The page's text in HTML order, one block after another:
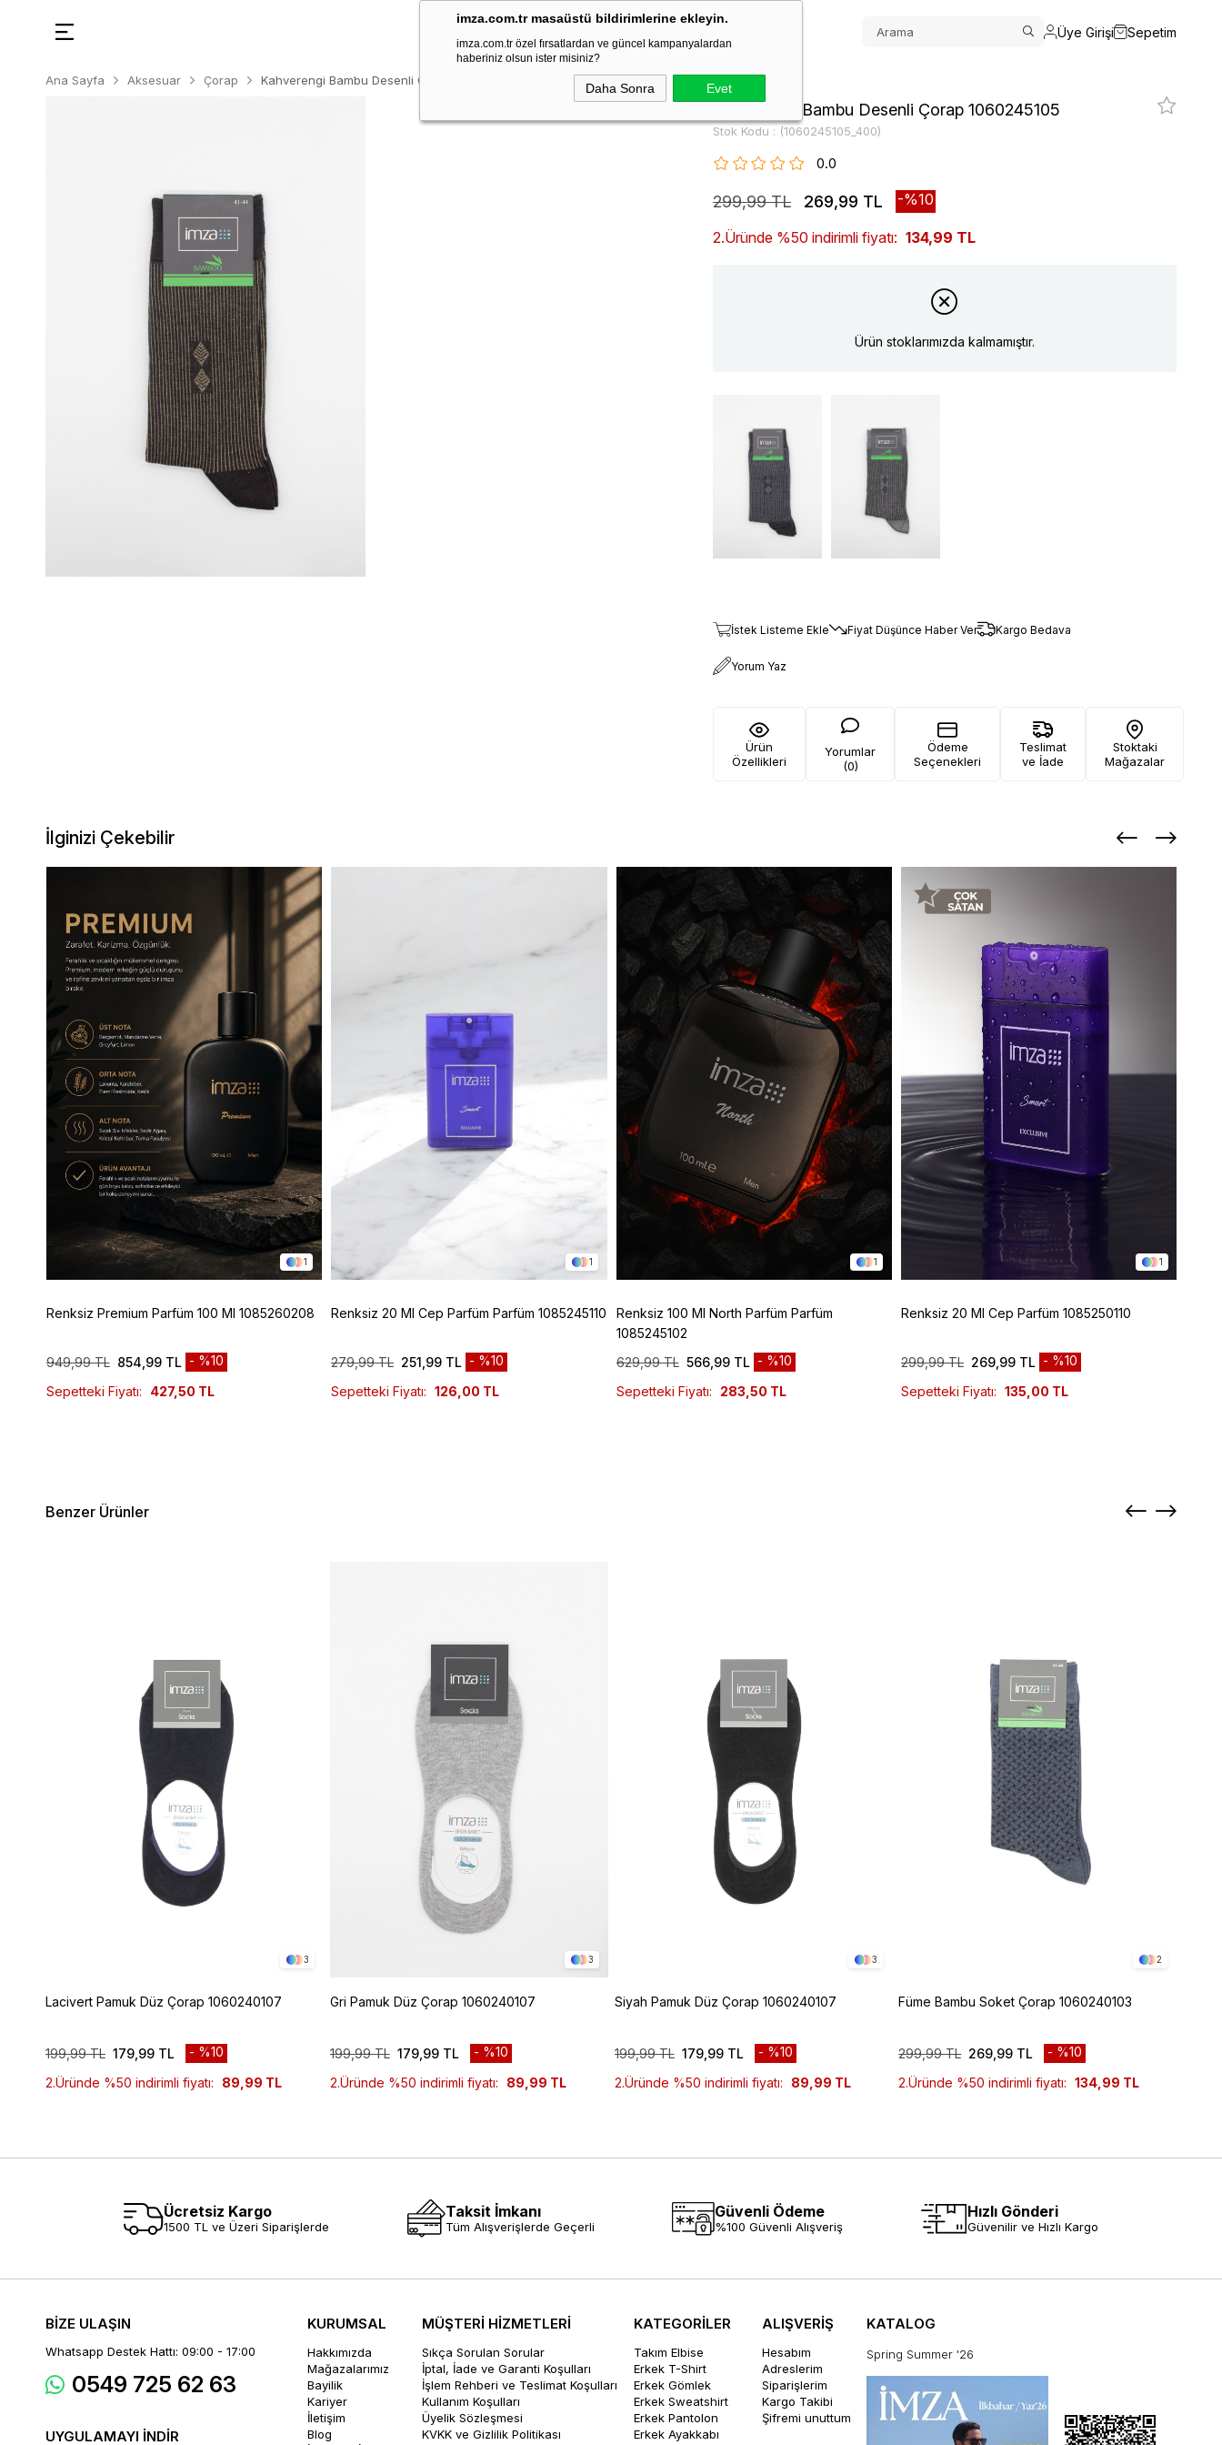
imza.com.tr masaüstü bildirimlerine ekleyin.
imza.com.tr özel fırsatlardan ve güncel kampanyalardan
haberiniz olsun ister misiniz?
Daha Sonra Evet
Üye Girişi Sepetim
Ana Sayfa Aksesuar Çorap Kahverengi Bambu Desenli Çorap 1060245105
Kahverengi Bambu Desenli Çorap 1060245105
Stok Kodu (1060245105_400)
0.0
299,99 TL 269,99 TL 10
2.Üründe %50 indirimli fiyatı: 134,99 TL
Ürün stoklarımızda kalmamıştır.
İstek Listeme Ekle Fiyat Düşünce Haber Ver Kargo Bedava
Yorum Yaz
Ürün
Özellikleri
Yorumlar
(0)
Ödeme
Seçenekleri
Teslimat
ve İade
Stoktaki
Mağazalar
İlginizi Çekebilir
1
Renksiz Premium Parfüm 100 Ml 1085260208
949,99 TL 854,99 TL
%10
Sepetteki Fiyatı:
427,50 TL
1
Renksiz 20 Ml Cep Parfüm Parfüm 1085245110
279,99 TL 251,99 TL
%10
Sepetteki Fiyatı: 126,00 TL
1
Renksiz 100 Ml North Parfüm Parfüm
1085245102
629,99 TL 566,99 TL
%10
Sepetteki Fiyatı:
283,50 TL
1
Renksiz 20 Ml Cep Parfüm 1085250110
299,99 TL 269,99 TL
%10
Sepetteki Fiyatı: 135,00 TL
Benzer Ürünler
3
Lacivert Pamuk Düz Çorap 1060240107
179,99 TL
199,99 TL
%10
2.Üründe %50 indirimli fiyatı:
89,99 TL
3
Gri Pamuk Düz Çorap 1060240107
179,99 TL
199,99 TL
%10
2.Üründe %50 indirimli fiyatı:
89,99 TL
3
Siyah Pamuk Düz Çorap 1060240107
179,99 TL
199,99 TL
%10
2.Üründe %50 indirimli fiyatı:
89,99 TL
2
Füme Bambu Soket Çorap 1060240103
269,99 TL
299,99 TL
%10
2.Üründe %50 indirimli fiyatı:
134,99 TL
Ücretsiz Kargo
1500 TL ve Üzeri Siparişlerde
Taksit İmkanı
Tüm Alışverişlerde Geçerli
Güvenli Ödeme
%100 Güvenli Alışveriş
Hızlı Gönderi
Güvenilir ve Hızlı Kargo
BİZE ULAŞIN
Whatsapp Destek Hattı: 09:00 - 17:00
0549 725 62 63
UYGULAMAYI İNDİR
KURUMSAL
Hakkımızda
Mağazalarımız
Bayilik
Kariyer
İletişim
Blog
MÜŞTERİ HİZMETLERİ
Sıkça Sorulan Sorular
İptal, İade ve Garanti Koşulları
İşlem Rehberi ve Teslimat Koşulları
Kullanım Koşulları
Üyelik Sözleşmesi
KVKK ve Gizlilik Politikası
KATEGORİLER
Takım Elbise
Erkek T-Shirt
Erkek Gömlek
Erkek Sweatshirt
Erkek Pantolon
Erkek Ayakkabı
ALIŞVERİŞ
Hesabım
Adreslerim
Siparişlerim
Kargo Takibi
Şifremi unuttum
KATALOG
Spring Summer '26